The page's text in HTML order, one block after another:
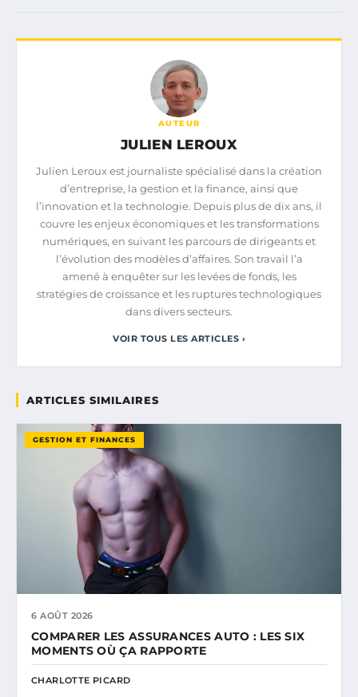
AUTEUR
JULIEN LEROUX
Julien Leroux est journaliste spécialisé dans la création
d’entreprise, la gestion et la finance, ainsi que
l’innovation et la technologie. Depuis plus de dix ans, il
couvre les enjeux économiques et les transformations
numériques, en suivant les parcours de dirigeants et
l’évolution des modèles d’affaires. Son travail l’a
amené à enquêter sur les levées de fonds, les
stratégies de croissance et les ruptures technologiques
dans divers secteurs.
VOIR TOUS LES ARTICLES ›
ARTICLES SIMILAIRES
GESTION ET FINANCES
6 AOÛT 2026
COMPARER LES ASSURANCES AUTO : LES SIX
MOMENTS OÙ ÇA RAPPORTE
CHARLOTTE PICARD